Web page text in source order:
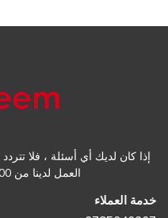
إذا كان لديك أي أسئلة ، فلا
العمل لدينا من 9:00 حتي 18:00 من السبت إلى الخميس
خدمة العملاء